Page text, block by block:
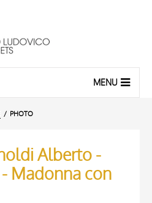
MENU
PHOTO
Alberto -
- Madonna con